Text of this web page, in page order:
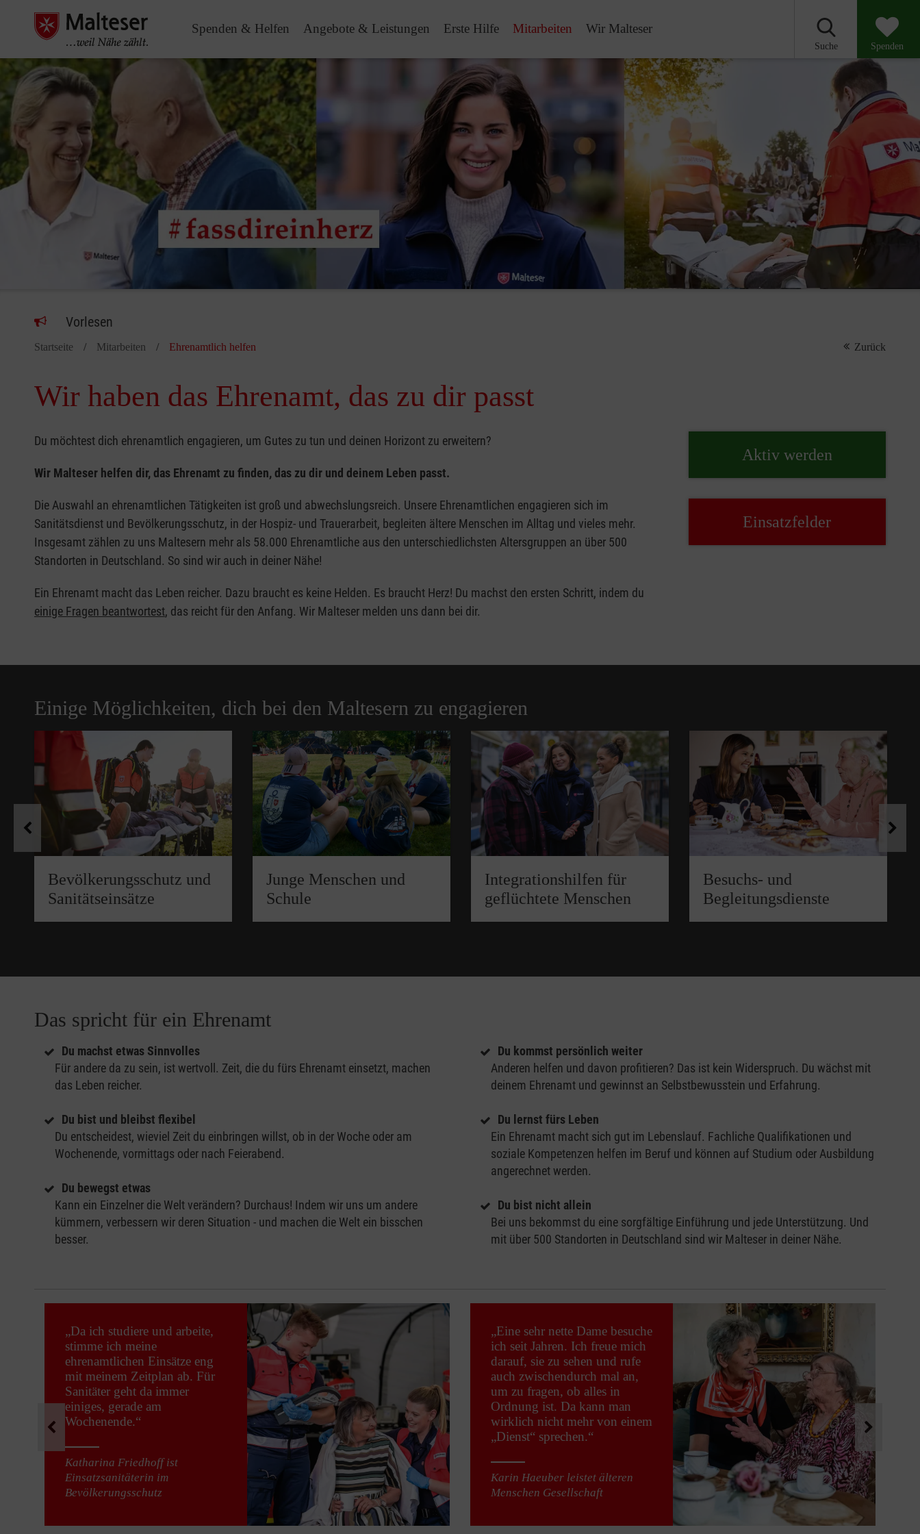
Spenden & Helfen Angebote & Leistungen Erste Hilfe Mitarbeiten Wir Malteser
Suche Spenden
Pause
Vorlesen
Startseite Mitarbeiten Ehrenamtlich helfen Zurück
Wir haben das Ehrenamt, das zu dir passt
Du möchtest dich ehrenamtlich engagieren, um Gutes zu tun und deinen Horizont zu erweitern?
Wir Malteser helfen dir, das Ehrenamt zu finden, das zu dir und deinem Leben passt.
Die Auswahl an ehrenamtlichen Tätigkeiten ist groß und abwechslungsreich. Unsere Ehrenamtlichen engagieren sich im
Sanitätsdienst und Bevölkerungsschutz, in der Hospiz- und Trauerarbeit, begleiten ältere Menschen im Alltag und vieles mehr.
Insgesamt zählen zu uns Maltesern mehr als 58.000 Ehrenamtliche aus den unterschiedlichsten Altersgruppen an über 500
Standorten in Deutschland. So sind wir auch in deiner Nähe!
Ein Ehrenamt macht das Leben reicher. Dazu braucht es keine Helden. Es braucht Herz! Du machst den ersten Schritt, indem du
einige Fragen beantwortest, das reicht für den Anfang. Wir Malteser melden uns dann bei dir.
Aktiv werden
Einsatz­felder
Einige Möglichkeiten, dich bei den Maltesern zu engagieren
Bevölkerungsschutz und
Sanitätseinsätze
Junge Menschen und
Schule
Integrationshilfen für
geflüchtete Menschen
Besuchs- und
Begleitungsdienste
Das spricht für ein Ehrenamt
Du machst etwas Sinnvolles
Für andere da zu sein, ist wertvoll. Zeit, die du fürs Ehrenamt einsetzt, machen
das Leben reicher.
Du bist und bleibst flexibel
Du entscheidest, wieviel Zeit du einbringen willst, ob in der Woche oder am
Wochenende, vormittags oder nach Feierabend.
Du bewegst etwas
Kann ein Einzelner die Welt verändern? Durchaus! Indem wir uns um andere
kümmern, verbessern wir deren Situation - und machen die Welt ein bisschen
besser.
Du kommst persönlich weiter
Anderen helfen und davon profitieren? Das ist kein Widerspruch. Du wächst mit
deinem Ehrenamt und gewinnst an Selbstbewusstein und Erfahrung.
Du lernst fürs Leben
Ein Ehrenamt macht sich gut im Lebenslauf. Fachliche Qualifikationen und
soziale Kompetenzen helfen im Beruf und können auf Studium oder Ausbildung
angerechnet werden.
Du bist nicht allein
Bei uns bekommst du eine sorgfältige Einführung und jede Unterstützung. Und
mit über 500 Standorten in Deutschland sind wir Malteser in deiner Nähe.
„Da ich studiere und arbeite,
stimme ich meine
ehrenamtlichen Einsätze eng
mit meinem Zeitplan ab. Für
Sanitäter geht da immer
einiges, gerade am
Wochenende.“
Katharina Friedhoff ist
Einsatzsanitäterin im
Bevölkerungsschutz
„Eine sehr nette Dame besuche
ich seit Jahren. Ich freue mich
darauf, sie zu sehen und rufe
auch zwischendurch mal an,
um zu fragen, ob alles in
Ordnung ist. Da kann man
wirklich nicht mehr von einem
„Dienst“ sprechen.“
Karin Haeuber leistet älteren
Menschen Gesellschaft